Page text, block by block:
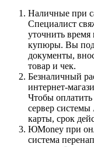
Наличные при
Специалист
уточнить время
купюры. Вы
документы,
товар и чек.
Безналичный
интернет-
Чтобы оплатить
сервер
карты, срок
ЮMoney при
система